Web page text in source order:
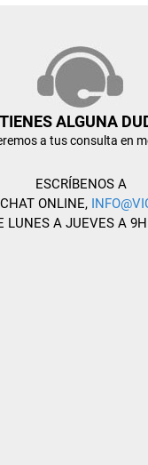
ALGUNA
a tus consulta en
ESCRÍBENOS A
ONLINE,
LUNES A JUEVES A